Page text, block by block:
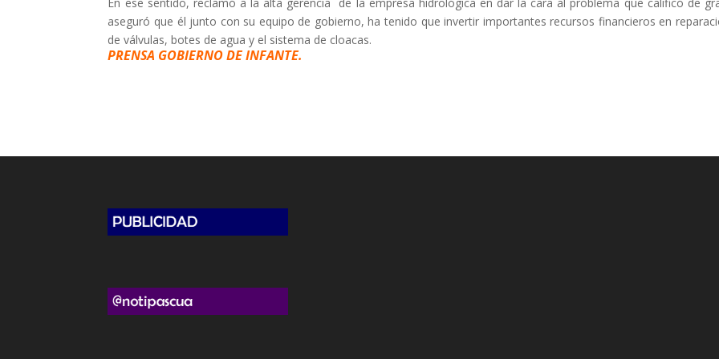
aseguró que él junto con su equipo de gobierno, ha tenido que invertir importantes recursos financieros en
de válvulas, botes de agua y el sistema de cloacas.
PRENSA GOBIERNO DE INFANTE.